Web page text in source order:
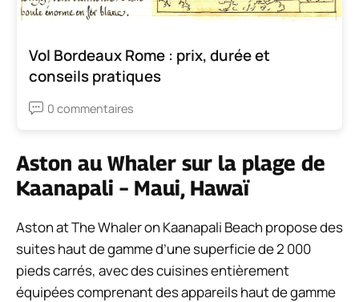
Vol Bordeaux Rome : prix, durée et
conseils pratiques
0 commentaires
Aston au Whaler sur la plage de
Kaanapali – Maui, Hawaï
Aston at The Whaler on Kaanapali Beach propose des
suites haut de gamme d’une superficie de 2 000
pieds carrés, avec des cuisines entièrement
équipées comprenant des appareils haut de gamme